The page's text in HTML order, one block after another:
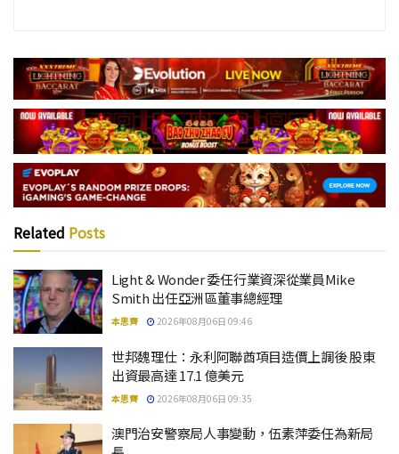
Related Posts
Light & Wonder 委任行業資深從業員Mike
Smith 出任亞洲區董事總經理
本思齊 2026年08月06日 09:46
世邦魏理仕：永利阿聯酋項目造價上調後 股東
出資最高達 17.1 億美元
本思齊 2026年08月06日 09:35
澳門治安警察局人事變動，伍素萍委任為新局